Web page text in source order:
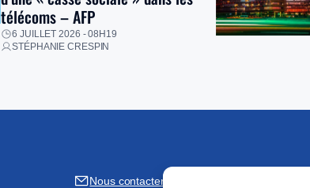
télécoms – AFP
6 JUILLET 2026 - 08H19
STÉPHANIE CRESPIN
Nous contacter